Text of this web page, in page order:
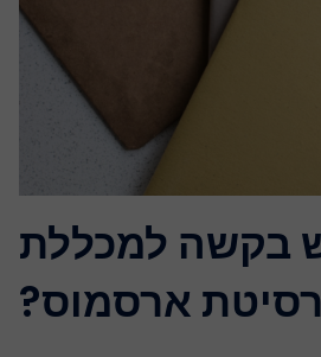
בקשה למכללת
ארסמוס?